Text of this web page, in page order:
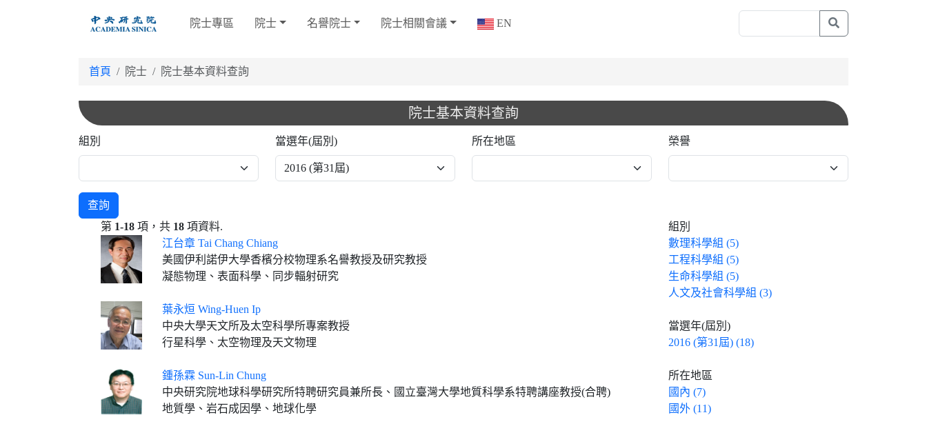
院士專區 院士 名譽院士 院士相關會議 EN
首頁 院士 院士基本資料查詢
院士基本資料查詢
組別 當選年(屆別) 所在地區 榮譽
查詢
第 1-18 項，共 18 項資料.
江台章 Tai Chang Chiang
美國伊利諾伊大學香檳分校物理系名譽教授及研究教授
凝態物理、表面科學、同步輻射研究
葉永烜 Wing-Huen Ip
中央大學天文所及太空科學所專案教授
行星科學、太空物理及天文物理
鍾孫霖 Sun-Lin Chung
中央研究院地球科學研究所特聘研究員兼所長、國立臺灣大學地質科學系特聘講座教授(合聘)
地質學、岩石成因學、地球化學
組別
數理科學組 (5)
工程科學組 (5)
生命科學組 (5)
人文及社會科學組 (3)
當選年(屆別)
2016 (第31屆) (18)
所在地區
國內 (7)
國外 (11)